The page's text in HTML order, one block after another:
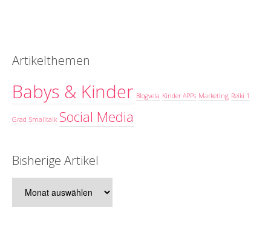
Artikelthemen
Babys & Kinder Blogvela Kinder APPs Marketing Reiki 1
Grad Smalltalk Social Media
Bisherige Artikel
Artikel